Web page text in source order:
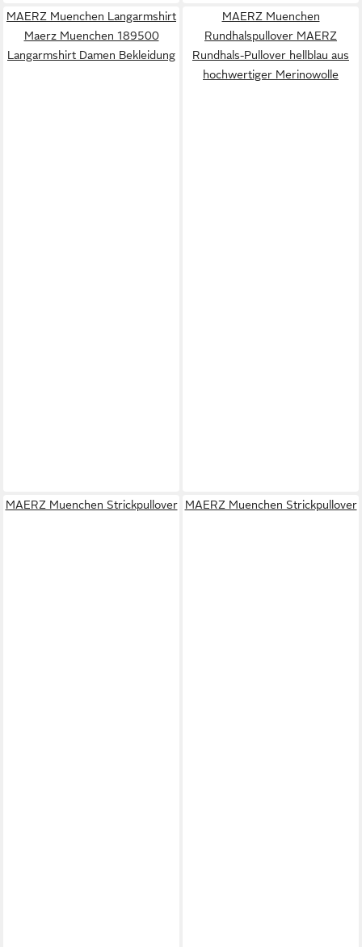
MAERZ Muenchen Langarmshirt
Maerz Muenchen 189500
Langarmshirt Damen Bekleidung
MAERZ Muenchen
Rundhalspullover MAERZ
Rundhals-Pullover hellblau aus
hochwertiger Merinowolle
MAERZ Muenchen Strickpullover MAERZ Muenchen Strickpullover